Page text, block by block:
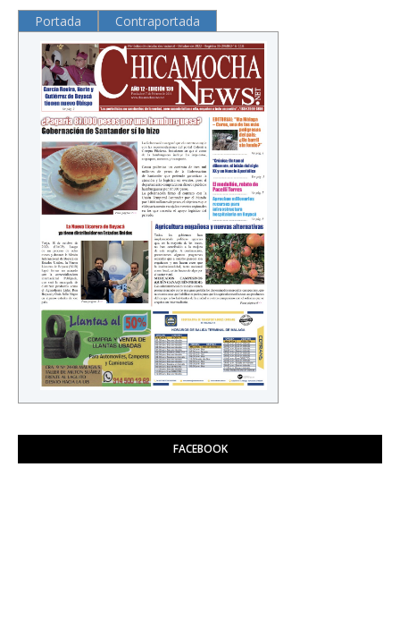
Portada Contraportada
FACEBOOK